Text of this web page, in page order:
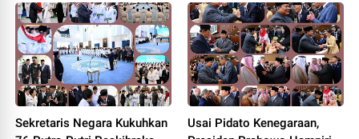
Sekretaris Negara Kukuhkan
Usai Pidato Kenegaraan,